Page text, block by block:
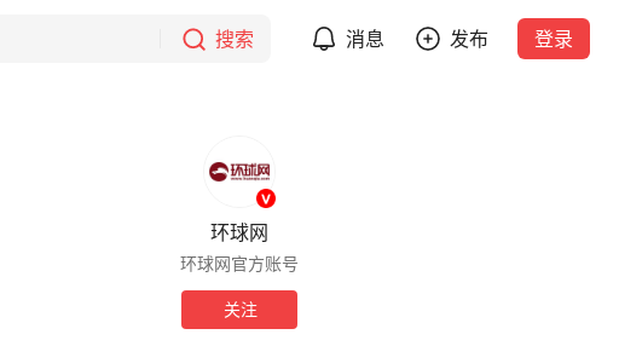
搜索 消息 发布 登录
环球网
环球网官方账号
关注